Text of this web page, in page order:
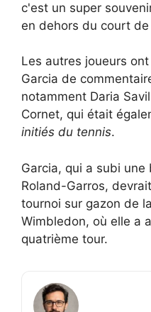
c'est un super
en dehors du court de
Les autres joueurs
Garcia de
notamment Daria
Cornet, qui était
initiés du tennis.
Garcia, qui a subi
Roland-Garros,
tournoi sur gazon de
Wimbledon, où elle a
quatrième tour.